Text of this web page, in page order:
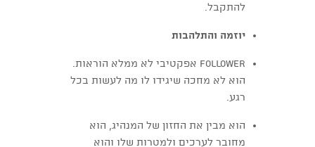
להתקבל.
יוזמה והתלהבות
follower אפקטיבי לא ממלא הוראות.
הוא לא מחכה שיגידו לו מה לעשות בכל
רגע.
הוא מבין את החזון של המנהיג, הוא
מחובר לערכים ולמטרות שלו והוא